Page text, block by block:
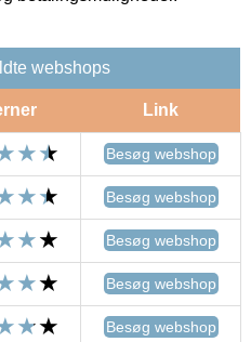
webshops
Link
Besøg webshop
Besøg webshop
Besøg webshop
Besøg webshop
Besøg webshop